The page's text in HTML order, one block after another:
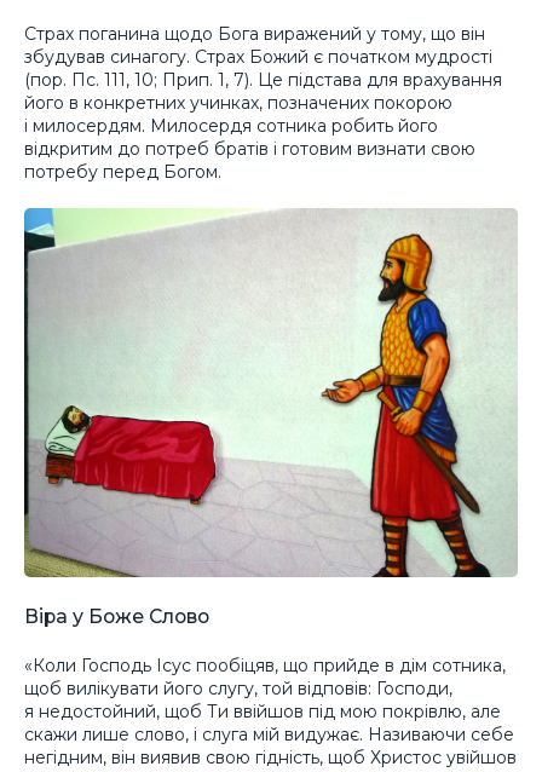
Страх поганина щодо Бога виражений у тому, що він
збудував синагогу. Страх Божий є початком мудрості
(пор. Пс. 111, 10; Прип. 1, 7). Це підстава для врахування
його в конкретних учинках, позначених покорою
і милосердям. Милосердя сотника робить його
відкритим до потреб братів і готовим визнати свою
потребу перед Богом.
Віра у Боже Слово
«Коли Господь Ісус пообіцяв, що прийде в дім сотника,
щоб вилікувати його слугу, той відповів: Господи,
я недостойний, щоб Ти ввійшов під мою покрівлю, але
скажи лише слово, і слуга мій видужає. Називаючи себе
негідним, він виявив свою гідність, щоб Христос увійшов